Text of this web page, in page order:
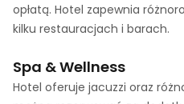
opłatą. Hotel zapewnia
kilku restauracjach i barach.
Spa & Wellness
Hotel oferuje jacuzzi oraz